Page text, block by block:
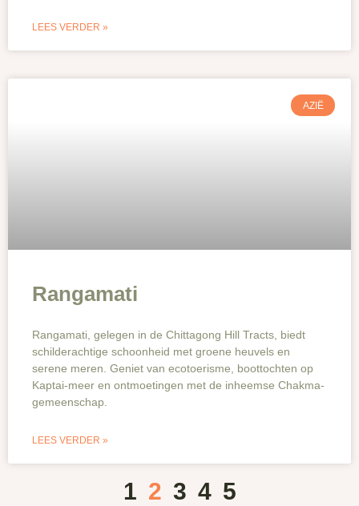
LEES VERDER »
AZIË
Rangamati
Rangamati, gelegen in de Chittagong Hill Tracts, biedt
schilderachtige schoonheid met groene heuvels en
serene meren. Geniet van ecotoerisme, boottochten op
Kaptai-meer en ontmoetingen met de inheemse Chakma-
gemeenschap.
LEES VERDER »
1 2 3 4 5